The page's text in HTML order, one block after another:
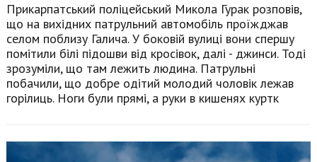
Прикарпатський поліцейський Микола Гурак розповів,
що на вихідних патрульний автомобіль проїжджав
селом поблизу Галича. У боковій вулиці вони спершу
помітили білі підошви від кросівок, далі - джинси. Тоді
зрозуміли, що там лежить людина. Патрульні
побачили, що добре одітий молодий чоловік лежав
горілиць. Ноги були прямі, а руки в кишенях куртк